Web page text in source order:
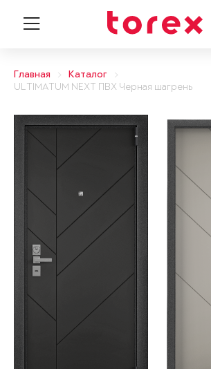
Главная
Каталог
ULTIMATUM NEXT ПВХ Черная шагрень